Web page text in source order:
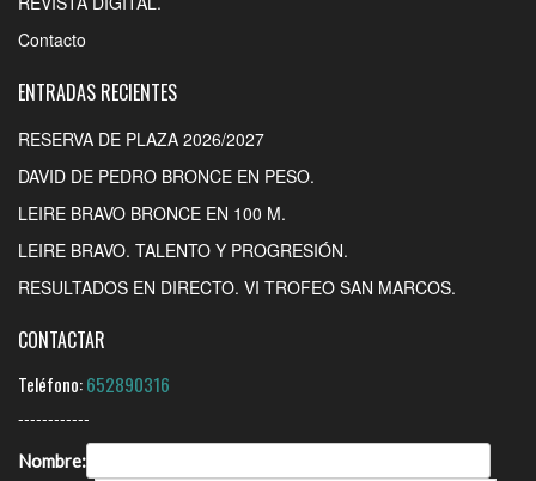
Contacto
ENTRADAS RECIENTES
RESERVA DE PLAZA 2026/2027
DAVID DE PEDRO BRONCE EN PESO.
LEIRE BRAVO BRONCE EN 100 M.
LEIRE BRAVO. TALENTO Y PROGRESIÓN.
RESULTADOS EN DIRECTO. VI TROFEO SAN MARCOS.
CONTACTAR
Teléfono:652890316
------------
Nombre: